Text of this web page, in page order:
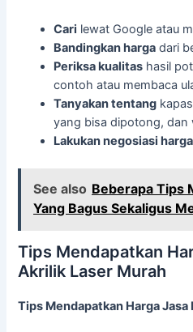
Cari lewat Google atau
Bandingkan harga dari
Periksa kualitas hasil
contoh atau membaca
Tanyakan tentang
yang bisa dipotong, dan
Lakukan negosiasi harga
See also Beberapa Tips
Yang Bagus Sekaligus
Tips Mendapatkan
Akrilik Laser Murah
Tips Mendapatkan Harga